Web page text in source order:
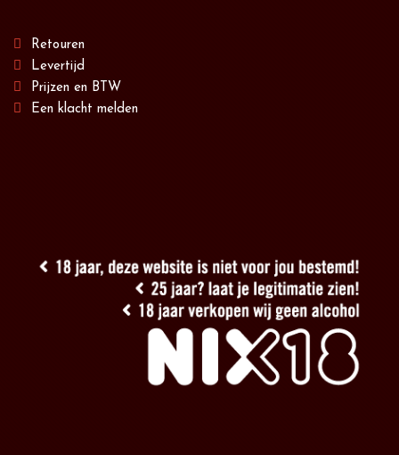
Retouren
Levertijd
Prijzen en BTW
Een klacht melden